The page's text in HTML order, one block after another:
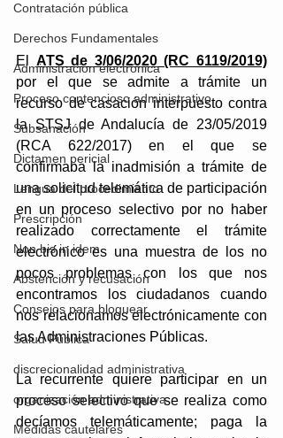
Contratación pública
Derechos Fundamentales
Administración electrónica
Proceso contencioso administrativo
Subsanación
Dictamen pericial
Lengua del procedimiento
Prescripción
Non bis in idem
Abstención y recusación
Consejos para bloguear
Salud Pública
discrecionalidad administrativa
organización administrativa
Medidas cautelares
El ATS de 3/06/2020 (RC 6119/2019)
por el que se admite a trámite un
recurso de casación interpuesto contra
la STSJ de Andalucía de 23/05/2019
(RCA 622/2017) en el que se
confirmaba la inadmisión a trámite de
una solicitud telemática de participación
en un proceso selectivo por no haber
realizado correctamente el trámite
electrónico es una muestra de los no
pocos problemas con los que nos
encontramos los ciudadanos cuando
nos relacionamos electrónicamente con
las Administraciones Públicas.
La recurrente quiere participar en un
proceso selectivo que se realiza como
decíamos telemáticamente; paga la